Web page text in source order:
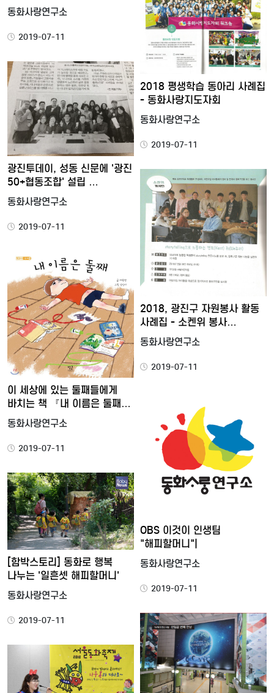
동화사랑연구소
2019-07-11
2018 평생학습 동아리 사례집
- 동화사랑지도자회
동화사랑연구소
2019-07-11
광진투데이, 성동 신문에 '광진
50+협동조합' 설립 …
동화사랑연구소
2019-07-11
2018, 광진구 자원봉사 활동
사례집 - 소켄위 봉사…
동화사랑연구소
2019-07-11
이 세상에 있는 둘째들에게
바치는 책 『내 이름은 둘째…
동화사랑연구소
2019-07-11
OBS 이것이 인생팀
"해피할머니"|
동화사랑연구소
2019-07-11
[함박스토리] 동화로 행복
나누는 '일흔셋 해피할머니'
동화사랑연구소
2019-07-11